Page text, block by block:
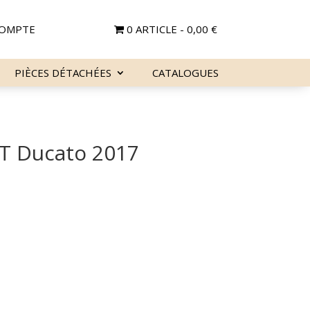
0 ARTICLE 0,00 €
PIÈCES DÉTACHÉES CATALOGUES
Ducato 2017